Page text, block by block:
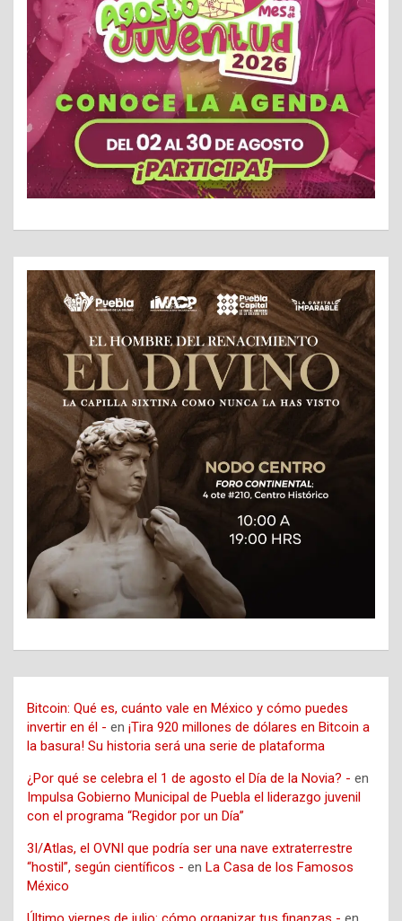
Bitcoin: Qué es, cuánto vale en México y cómo puedes
invertir en él - en ¡Tira 920 millones de dólares en Bitcoin a
la basura! Su historia será una serie de plataforma
¿Por qué se celebra el 1 de agosto el Día de la Novia? - en
Impulsa Gobierno Municipal de Puebla el liderazgo juvenil
con el programa “Regidor por un Día”
3I/Atlas, el OVNI que podría ser una nave extraterrestre
“hostil”, según científicos - en La Casa de los Famosos
México